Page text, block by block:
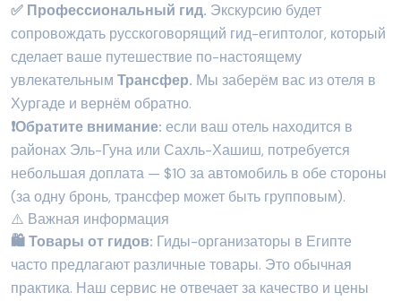
✅ Профессиональный гид. Экскурсию будет
сопровождать русскоговорящий гид-египтолог, который
сделает ваше путешествие по-настоящему
увлекательным Трансфер. Мы заберём вас из отеля в
Хургаде и вернём обратно.
❗️Обратите внимание: если ваш отель находится в
районах Эль-Гуна или Сахль-Хашиш, потребуется
небольшая доплата — $10 за автомобиль в обе стороны
(за одну бронь, трансфер может быть групповым).
⚠️ Важная информация
🛍️ Товары от гидов: Гиды-организаторы в Египте
часто предлагают различные товары. Это обычная
практика. Наш сервис не отвечает за качество и цены